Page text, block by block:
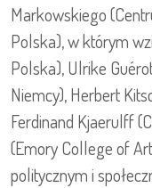
Markowskiego
Polska), w którym
Polska), Ulrike
Niemcy), Herbert
Ferdinand Kjaerulff
(Emory College of
politycznym i